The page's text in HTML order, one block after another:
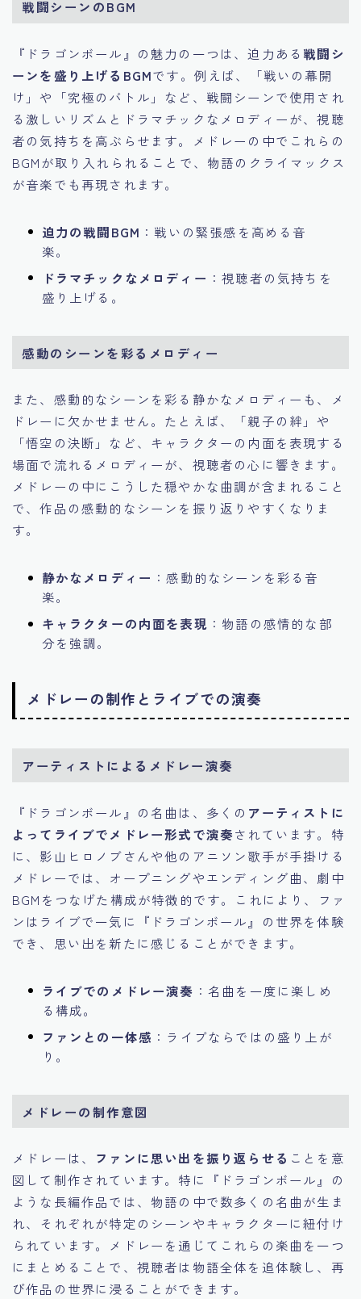
戦闘シーンのBGM
『ドラゴンボール』の魅力の一つは、迫力ある 戦闘シ
ーンを盛り上げるBGMです。例えば、「戦いの幕開
け」や「究極のバトル」など、戦闘シーンで使用され
る激しいリズムとドラマチックなメロディーが、視聴
者の気持ちを高ぶらせます。メドレーの中でこれらの
BGMが取り入れられることで、物語のクライマックス
が音楽でも再現されます。
迫力の戦闘BGM ：戦いの緊張感を高める音
楽。
ドラマチックなメロディー ：視聴者の気持ちを
盛り上げる。
感動のシーンを彩るメロディー
また、感動的なシーンを彩る静かなメロディーも、メ
ドレーに欠かせません。たとえば、「親子の絆」や
「悟空の決断」など、キャラクターの内面を表現する
場面で流れるメロディーが、視聴者の心に響きます。
メドレーの中にこうした穏やかな曲調が含まれること
で、作品の感動的なシーンを振り返りやすくなりま
す。
静かなメロディー ：感動的なシーンを彩る音
楽。
キャラクターの内面を表現 ：物語の感情的な部
分を強調。
メドレーの制作とライブでの演奏
アーティストによるメドレー演奏
『ドラゴンボール』の名曲は、多くの アーティストに
よってライブでメドレー形式で演奏されています。特
に、影山ヒロノブさんや他のアニソン歌手が手掛ける
メドレーでは、オープニングやエンディング曲、劇中
BGMをつなげた構成が特徴的です。これにより、ファ
ンはライブで一気に『ドラゴンボール』の世界を体験
でき、思い出を新たに感じることができます。
ライブでのメドレー演奏 ：名曲を一度に楽しめ
る構成。
ファンとの一体感 ：ライブならではの盛り上が
り。
メドレーの制作意図
メドレーは、 ファンに思い出を振り返らせる ことを意
図して制作されています。特に『ドラゴンボール』の
ような長編作品では、物語の中で数多くの名曲が生ま
れ、それぞれが特定のシーンやキャラクターに紐付け
られています。メドレーを通じてこれらの楽曲を一つ
にまとめることで、視聴者は物語全体を追体験し、再
び作品の世界に浸ることができます。